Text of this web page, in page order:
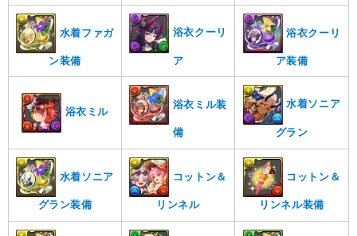
水着ファガ
ン装備
浴衣クーリ
ア
浴衣クーリ
ア装備
浴衣ミル
浴衣ミル装
備
水着ソニア
グラン
水着ソニア
グラン装備
コットン＆
リンネル
コットン＆
リンネル装備